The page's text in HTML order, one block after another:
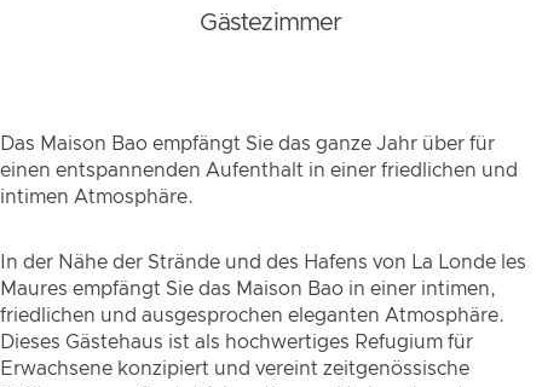
Gästezimmer
Das Maison Bao empfängt Sie das ganze Jahr über für
einen entspannenden Aufenthalt in einer friedlichen und
intimen Atmosphäre.
In der Nähe der Strände und des Hafens von La Londe les
Maures empfängt Sie das Maison Bao in einer intimen,
friedlichen und ausgesprochen eleganten Atmosphäre.
Dieses Gästehaus ist als hochwertiges Refugium für
Erwachsene konzipiert und vereint zeitgenössische